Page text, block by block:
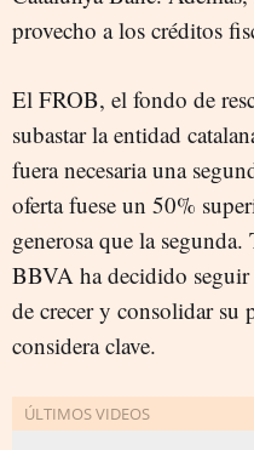
provecho a los créditos
El FROB, el fondo de
subastar la entidad
fuera necesaria una
oferta fuese un 50%
generosa que la
BBVA ha decidido
de crecer y consolidar su
considera clave.